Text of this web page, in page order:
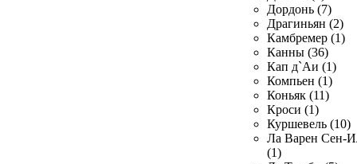
Дордонь (7)
Драгиньян (2)
Камбремер (1)
Канны (36)
Кап д`Аи (1)
Компьен (1)
Коньяк (11)
Кроси (1)
Куршевель (10)
Ла Варен Сен-
(1)